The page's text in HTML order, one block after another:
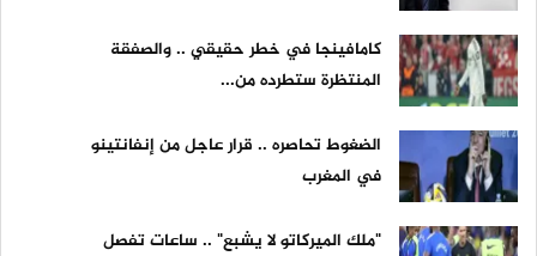
كامافينجا في خطر حقيقي .. والصفقة
المنتظرة ستطرده من...
الضغوط تحاصره .. قرار عاجل من إنفانتينو
في المغرب
"ملك الميركاتو لا يشبع" .. ساعات تفصل